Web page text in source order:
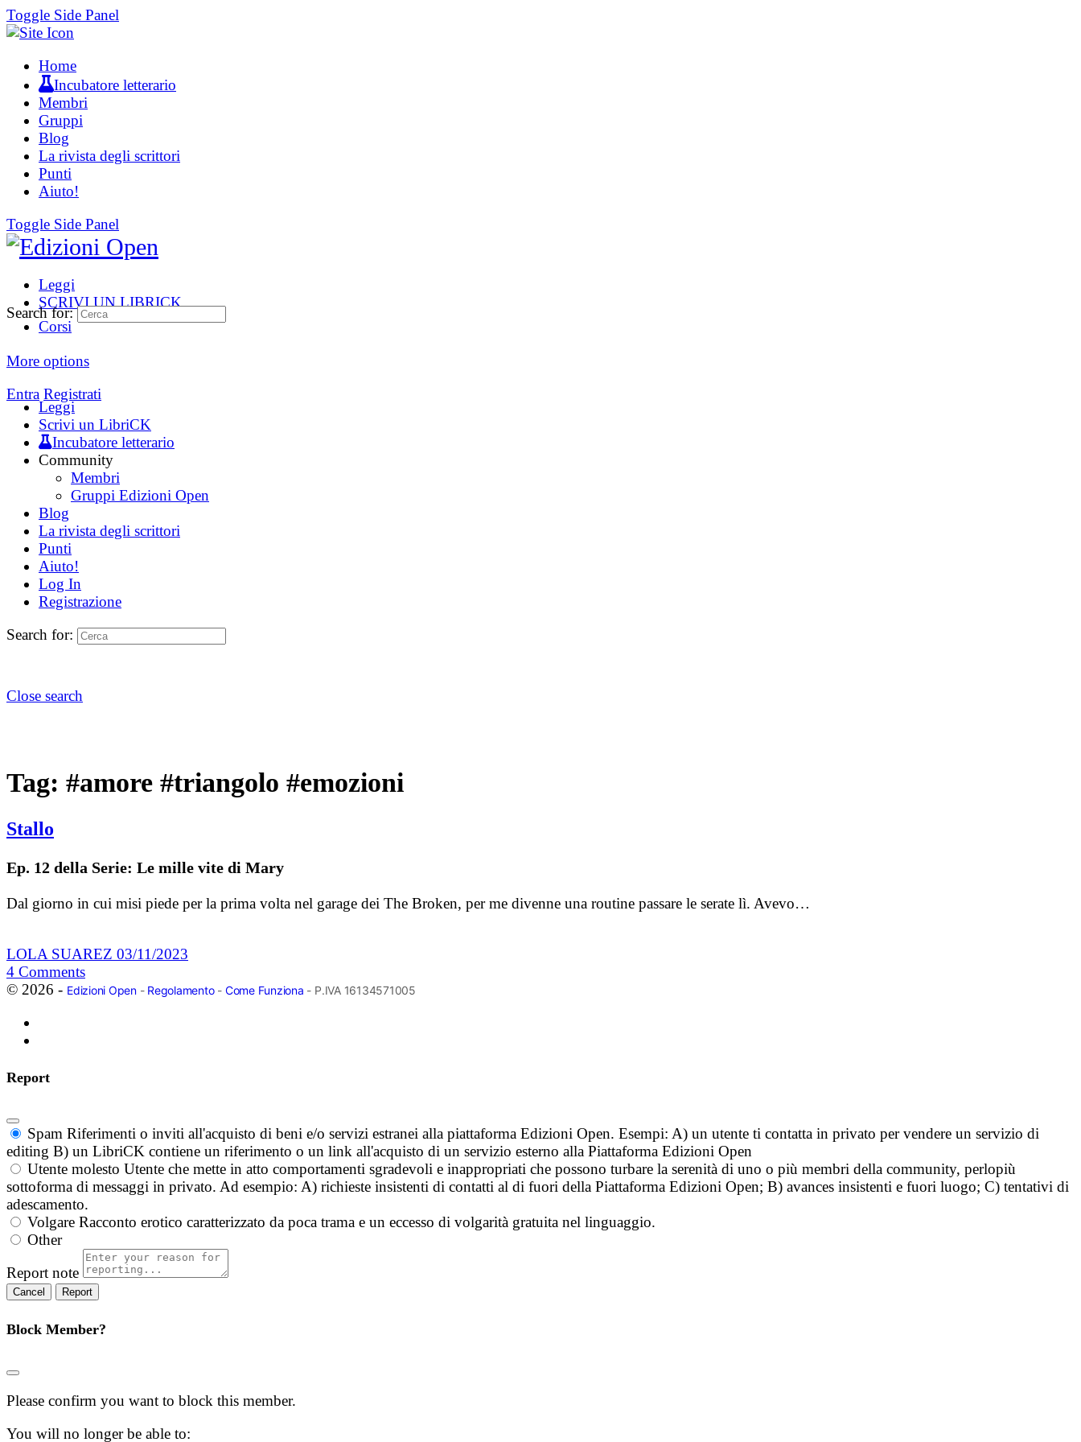
Toggle Side Panel
Home
Incubatore letterario
Membri
Gruppi
Blog
La rivista degli scrittori
Punti
Aiuto!
Toggle Side Panel
Leggi
SCRIVI UN LIBRICK
Corsi
More options
Entra Registrati
Search for:
Leggi
Scrivi un LibriCK
Incubatore letterario
Community
Membri
Gruppi Edizioni Open
Blog
La rivista degli scrittori
Punti
Aiuto!
Log In
Registrazione
Search for:
Close search
Tag: #amore #triangolo #emozioni
Stallo
Ep. 12 della Serie: Le mille vite di Mary
Dal giorno in cui misi piede per la prima volta nel garage dei The Broken, per me divenne una routine passare le serate lì. Avevo…
LOLA SUAREZ 03/11/2023
4 Comments
© 2026 - Edizioni Open- Regolamento- Come Funziona - P.IVA 16134571005
Report
Spam Riferimenti o inviti all'acquisto di beni e/o servizi estranei alla piattaforma Edizioni Open. Esempi: A) un utente ti contatta in privato per vendere un servizio di
editing B) un LibriCK contiene un riferimento o un link all'acquisto di un servizio esterno alla Piattaforma Edizioni Open
Utente molesto Utente che mette in atto comportamenti sgradevoli e inappropriati che possono turbare la serenità di uno o più membri della community, perlopiù
sottoforma di messaggi in privato. Ad esempio: A) richieste insistenti di contatti al di fuori della Piattaforma Edizioni Open; B) avances insistenti e fuori luogo; C) tentativi di
adescamento.
Volgare Racconto erotico caratterizzato da poca trama e un eccesso di volgarità gratuita nel linguaggio.
Other
Report note
Report
Block Member?
Please confirm you want to block this member.
You will no longer be able to: